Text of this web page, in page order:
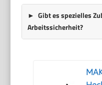
Gibt es spezielles
Arbeitssicherheit?